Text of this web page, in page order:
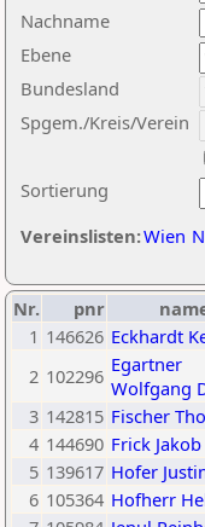
Nachname
Ebene
Sortierung
Bundesland
Spgem./Kreis/Verein
Vereinslisten:Wien
Nr. pnr
1 146626 Eckhardt
2 102296 Egartner
Wolfgang
3 142815 Fischer
4 144690 Frick Jakob
5 139617 Hofer
6 105364 Hofherr